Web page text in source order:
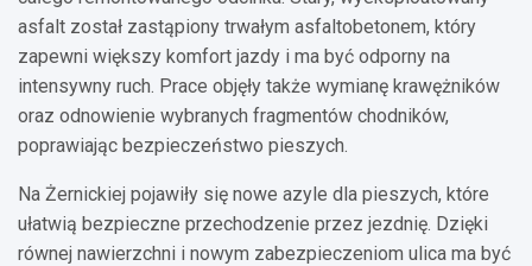
asfalt został zastąpiony trwałym asfaltobetonem, który
zapewni większy komfort jazdy i ma być odporny na
intensywny ruch. Prace objęły także wymianę krawężników
oraz odnowienie wybranych fragmentów chodników,
poprawiając bezpieczeństwo pieszych.
Na Żernickiej pojawiły się nowe azyle dla pieszych, które
ułatwią bezpieczne przechodzenie przez jezdnię. Dzięki
równej nawierzchni i nowym zabezpieczeniom ulica ma być